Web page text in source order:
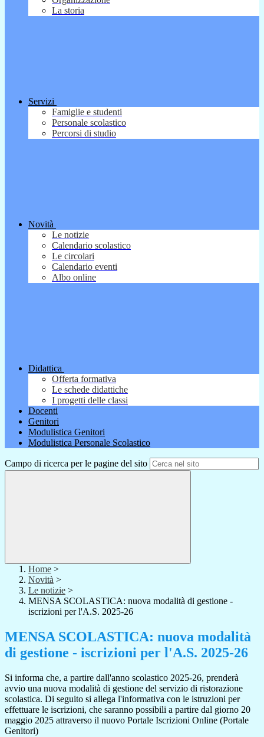
La storia
Servizi
Famiglie e studenti
Personale scolastico
Percorsi di studio
Novità
Le notizie
Calendario scolastico
Le circolari
Calendario eventi
Albo online
Didattica
Offerta formativa
Le schede didattiche
I progetti delle classi
Docenti
Genitori
Modulistica Genitori
Modulistica Personale Scolastico
Campo di ricerca per le pagine del sito
Home >
Novità >
Le notizie >
MENSA SCOLASTICA: nuova modalità di gestione -
iscrizioni per l'A.S. 2025-26
MENSA SCOLASTICA: nuova modalità
di gestione - iscrizioni per l'A.S. 2025-26
Si informa che, a partire dall'anno scolastico 2025-26, prenderà
avvio una nuova modalità di gestione del servizio di ristorazione
scolastica. Di seguito si allega l'informativa con le istruzioni per
effettuare le iscrizioni, che saranno possibili a partire dal giorno 20
maggio 2025 attraverso il nuovo Portale Iscrizioni Online (Portale
Genitori)